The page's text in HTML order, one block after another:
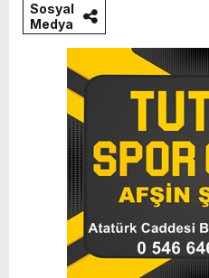
Sosyal
Medya